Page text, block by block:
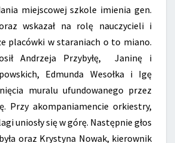
miejscowej szkole imienia gen.
wskazał na rolę nauczycieli i
placówki w staraniach o to miano.
Andrzeja Przybyłę, Janinę i
Edmunda Wesołka i Igę
muralu ufundowanego przez
Przy akompaniamencie orkiestry,
uniosły się w górę. Następnie głos
oraz Krystyna Nowak, kierownik